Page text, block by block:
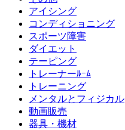
アイシング
コンディショニング
スポーツ障害
ダイエット
テーピング
トレーナーﾙｰﾑ
トレーニング
メンタルとフィジカル
動画販売
器具・機材